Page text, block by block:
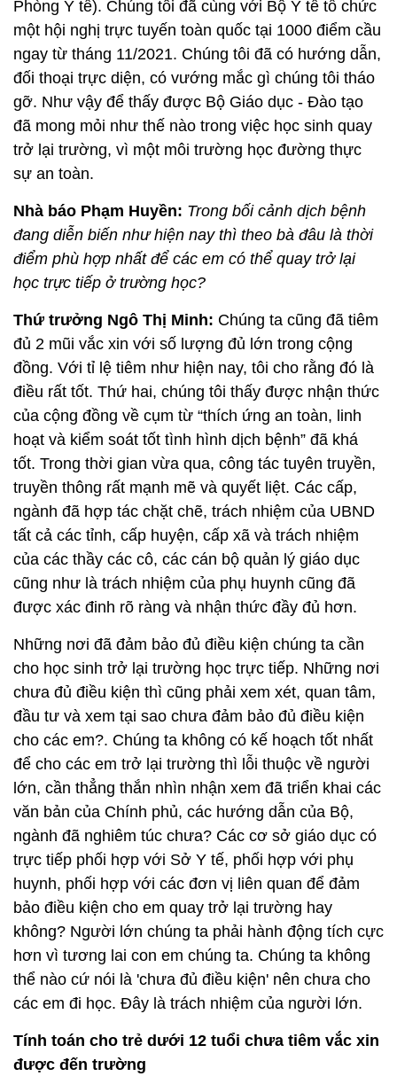
Phòng Y tế). Chúng tôi đã cùng với Bộ Y tế tổ chức
một hội nghị trực tuyến toàn quốc tại 1000 điểm cầu
ngay từ tháng 11/2021. Chúng tôi đã có hướng dẫn,
đối thoại trực diện, có vướng mắc gì chúng tôi tháo
gỡ. Như vậy để thấy được Bộ Giáo dục - Đào tạo
đã mong mỏi như thế nào trong việc học sinh quay
trở lại trường, vì một môi trường học đường thực
sự an toàn.
Nhà báo Phạm Huyền: Trong bối cảnh dịch bệnh
đang diễn biến như hiện nay thì theo bà đâu là thời
điểm phù hợp nhất để các em có thể quay trở lại
học trực tiếp ở trường học?
Thứ trưởng Ngô Thị Minh: Chúng ta cũng đã tiêm
đủ 2 mũi vắc xin với số lượng đủ lớn trong cộng
đồng. Với tỉ lệ tiêm như hiện nay, tôi cho rằng đó là
điều rất tốt. Thứ hai, chúng tôi thấy được nhận thức
của cộng đồng về cụm từ “thích ứng an toàn, linh
hoạt và kiểm soát tốt tình hình dịch bệnh” đã khá
tốt. Trong thời gian vừa qua, công tác tuyên truyền,
truyền thông rất mạnh mẽ và quyết liệt. Các cấp,
ngành đã hợp tác chặt chẽ, trách nhiệm của UBND
tất cả các tỉnh, cấp huyện, cấp xã và trách nhiệm
của các thầy các cô, các cán bộ quản lý giáo dục
cũng như là trách nhiệm của phụ huynh cũng đã
được xác đinh rõ ràng và nhận thức đầy đủ hơn.
Những nơi đã đảm bảo đủ điều kiện chúng ta cần
cho học sinh trở lại trường học trực tiếp. Những nơi
chưa đủ điều kiện thì cũng phải xem xét, quan tâm,
đầu tư và xem tại sao chưa đảm bảo đủ điều kiện
cho các em?. Chúng ta không có kế hoạch tốt nhất
để cho các em trở lại trường thì lỗi thuộc về người
lớn, cần thẳng thắn nhìn nhận xem đã triển khai các
văn bản của Chính phủ, các hướng dẫn của Bộ,
ngành đã nghiêm túc chưa? Các cơ sở giáo dục có
trực tiếp phối hợp với Sở Y tế, phối hợp với phụ
huynh, phối hợp với các đơn vị liên quan để đảm
bảo điều kiện cho em quay trở lại trường hay
không? Người lớn chúng ta phải hành động tích cực
hơn vì tương lai con em chúng ta. Chúng ta không
thể nào cứ nói là 'chưa đủ điều kiện' nên chưa cho
các em đi học. Đây là trách nhiệm của người lớn.
Tính toán cho trẻ dưới 12 tuổi chưa tiêm vắc xin
được đến trường